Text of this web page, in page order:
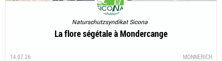
Naturschutzsyndikat Sicona
La flore ségétale à Mondercange
14.07.26 MONNERICH